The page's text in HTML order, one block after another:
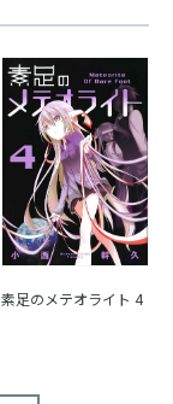
素足のメテオライト 4